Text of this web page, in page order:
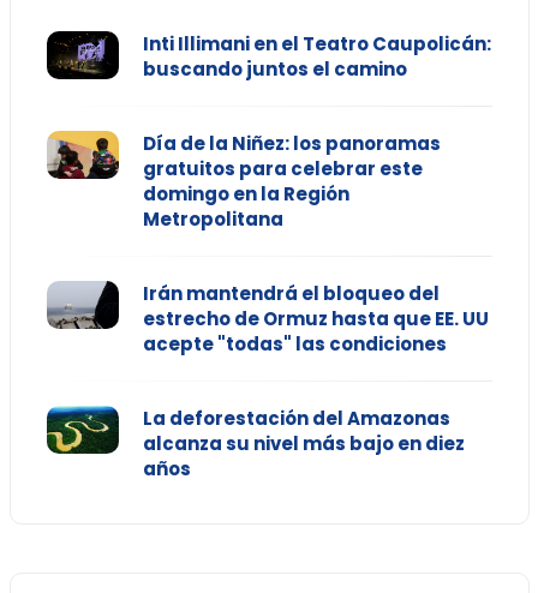
Inti Illimani en el Teatro Caupolicán:
buscando juntos el camino
Día de la Niñez: los panoramas
gratuitos para celebrar este
domingo en la Región
Metropolitana
Irán mantendrá el bloqueo del
estrecho de Ormuz hasta que EE. UU
acepte "todas" las condiciones
La deforestación del Amazonas
alcanza su nivel más bajo en diez
años